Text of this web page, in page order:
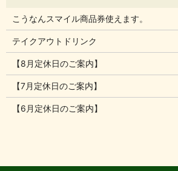
こうなんスマイル商品券使えます。
テイクアウトドリンク
【8月定休日のご案内】
【7月定休日のご案内】
【6月定休日のご案内】